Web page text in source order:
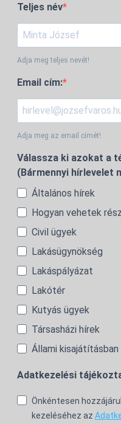
Teljes név
Adja meg teljes nevét!
Email cím:
Adja meg az email címét!
Válassza ki azokat a
(Bármennyi hírlevelet
Általános hírek
Hogyan vehetek
Civil ügyek
Lakásügynökség
Lakáspályázat
Lakótér
Kutyás ügyek
Társasházi hírek
Állami
Adatkezelési
Önkéntesen
kezeléséhez az